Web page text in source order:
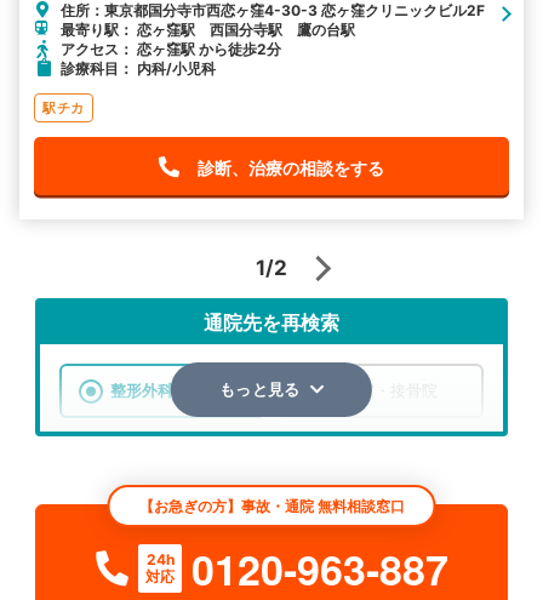
住所：東京都国分寺市西恋ヶ窪4-30-3 恋ヶ窪クリニックビル2F
最寄り駅： 恋ヶ窪駅 西国分寺駅 鷹の台駅
アクセス： 恋ヶ窪駅 から徒歩2分
診療科目： 内科/小児科
駅チカ
診断、治療の相談をする
1/2
通院先を再検索
整形外科 整骨院・接骨院
検索する
詳細条件で絞り込む
もっと見る
【お急ぎの方】事故・通院 無料相談窓口
24h
対応
0120-963-887